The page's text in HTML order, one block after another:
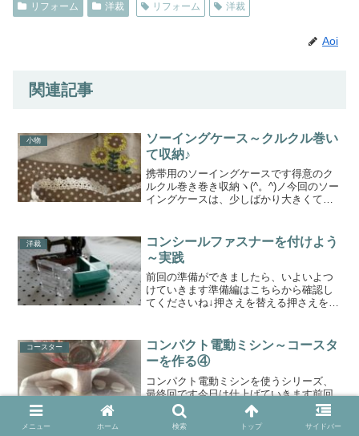
リフォーム 洋裁 リフォーム 洋裁
Aoi
関連記事
小物
ソーイングケース～クルクル巻い
て収納♪
携帯用のソーイングケースです得意のク
ルクル巻き巻き収納ヽ(^。^)ノ今回のソー
イングケースは、少しばかり大きくて複
たんで、物がこぼれ落ちるのを防ぎます
そして、端からクル...
洋裁
コンシールファスナーを付けよう
～実践
前回の準備ができましたら、いよいよつ
けていきます準備編はこちらから確認し
てくださいね↓押さえを替える押さえをコ
を確認しますまずは家庭用ファスナーの
務歯を、押さえの溝に入...
コースター
コンパクト電動ミシン～コースタ
ーを作る④
コンパクト電動ミシンを使うシリーズ、
最終回です今日は仕上げていきます前回
は、はみ出しながらも、中縫いを頑張り
ました表に返して、仕上げのステッチで
す準備アイロンを使わないで手アイロン
メニュー ホーム 検索 トップ サイドバー